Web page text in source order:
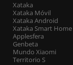
Xataka
Xataka Móvil
Xataka Android
Xataka Smart Home
Applesfera
Genbeta
Mundo Xiaomi
Territorio S